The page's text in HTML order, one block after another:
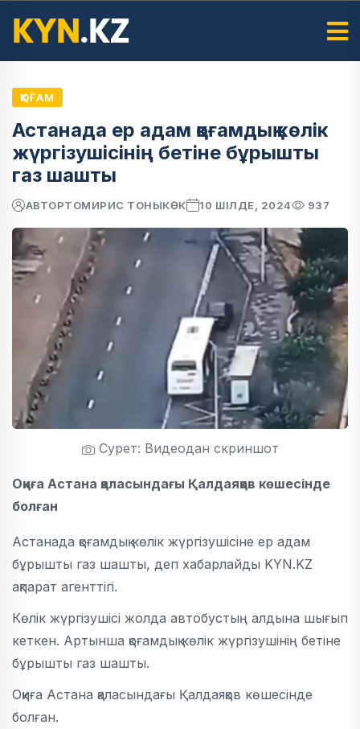
ҚОҒАМ
Астанада ер адам қоғамдық көлік
жүргізушісінің бетіне бұрышты
газ шашты
АВТОРТОМИРИС ТОНЫКӨК 10 ШІЛДЕ, 2024 937
Сурет: Видеодан скриншот
Оқиға Астана қаласындағы Қалдаяқов көшесінде
болған
Астанада қоғамдық көлік жүргізушісіне ер адам
бұрышты газ шашты, деп хабарлайды KYN.KZ
ақпарат агенттігі.
Көлік жүргізушісі жолда автобустың алдына шығып
кеткен. Артынша қоғамдық көлік жүргізушінің бетіне
бұрышты газ шашты.
Оқиға Астана қаласындағы Қалдаяқов көшесінде
болған.